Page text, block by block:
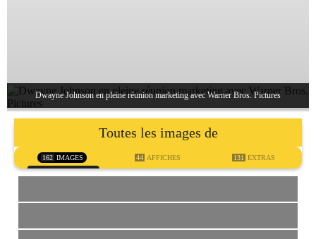
Dwayne Johnson en pleine réunion marketing avec Warner Bros. Pictures
Toutes les images de
162 IMAGES 44 AFFICHES 131 EXTRAS